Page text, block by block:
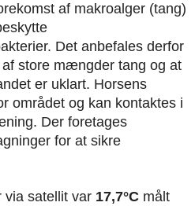
af makroalger (tang)
Det anbefales derfor
store mængder tang og at
er uklart. Horsens
området og kan kontaktes i
Der foretages
for at sikre
via satellit var 17,7°C målt